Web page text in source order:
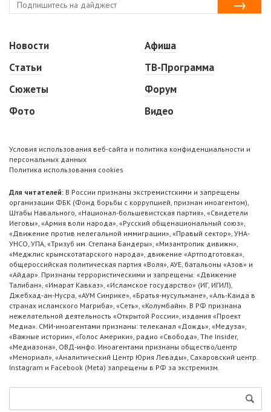
Новости
Статьи
Сюжеты
Фото
Афиша
ТВ-Программа
Форум
Видео
Условия использования веб-сайта и политика конфиденциальности и
персональных данных
Политика использования cookies
Для читателей: В России признаны экстремистскими и запрещены
организации ФБК (Фонд борьбы с коррупцией, признан иноагентом),
Штабы Навального, «Национал-большевистская партия», «Свидетели
Иеговы», «Армия воли народа», «Русский общенациональный союз»,
«Движение против нелегальной иммиграции», «Правый сектор», УНА-
УНСО, УПА, «Тризуб им. Степана Бандеры», «Мизантропик дивижн»,
«Меджлис крымскотатарского народа», движение «Артподготовка»,
общероссийская политическая партия «Воля», АУЕ, батальоны «Азов» и
«Айдар». Признаны террористическими и запрещены: «Движение
Талибан», «Имарат Кавказ», «Исламское государство» (ИГ, ИГИЛ),
Джебхад-ан-Нусра, «АУМ Синрике», «Братья-мусульмане», «Аль-Каида в
странах исламского Магриба», «Сеть», «Колумбайн». В РФ признана
нежелательной деятельность «Открытой России», издания «Проект
Медиа». СМИ-иноагентами признаны: телеканал «Дождь», «Медуза»,
«Важные истории», «Голос Америки», радио «Свобода», The Insider,
«Медиазона», ОВД-инфо. Иноагентами признаны общество/центр
«Мемориал», «Аналитический Центр Юрия Левады», Сахаровский центр.
Instagram и Facebook (Metа) запрещены в РФ за экстремизм.